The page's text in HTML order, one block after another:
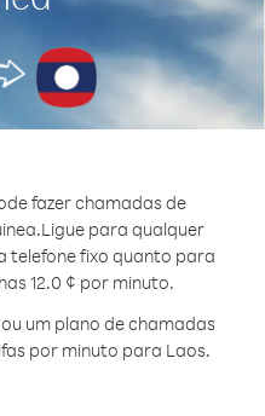
fazer chamadas de
Ligue para qualquer
telefone fixo quanto para
12.0 ¢ por minuto.
um plano de chamadas
por minuto para Laos.